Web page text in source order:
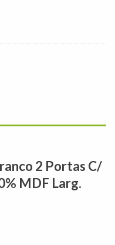
2 Portas C/
MDF Larg.